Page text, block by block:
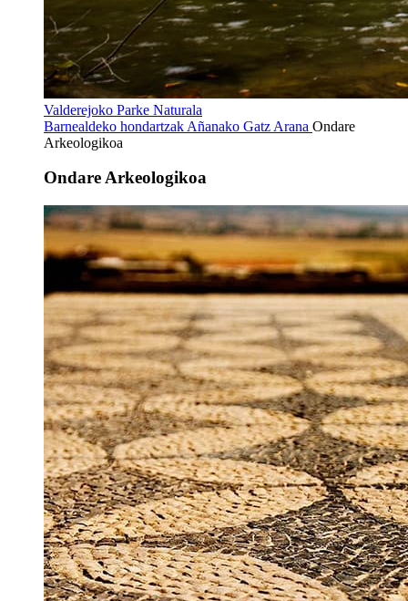
Valderejoko Parke Naturala
Barnealdeko hondartzak Añanako Gatz Arana Ondare
Arkeologikoa
Ondare Arkeologikoa